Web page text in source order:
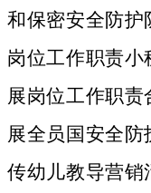
和保密安全防护
岗位工作职责
展岗位工作职
展全员国安全
传幼儿教导营销